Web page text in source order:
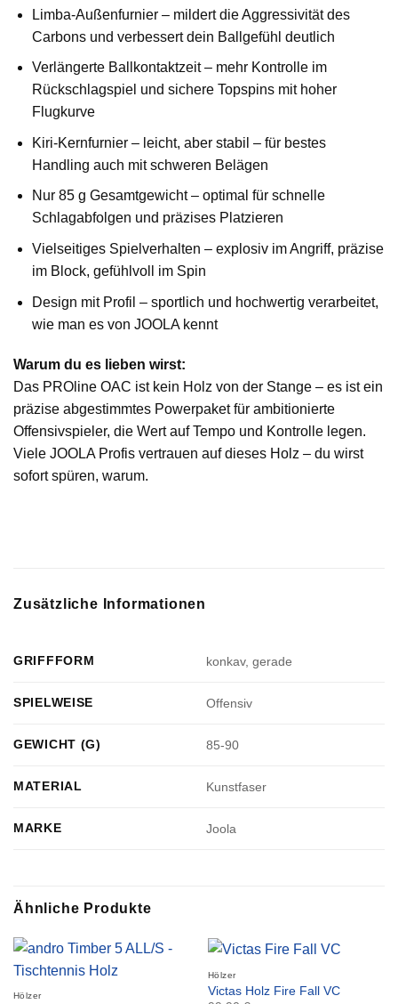
Limba-Außenfurnier – mildert die Aggressivität des
Carbons und verbessert dein Ballgefühl deutlich
Verlängerte Ballkontaktzeit – mehr Kontrolle im
Rückschlagspiel und sichere Topspins mit hoher
Flugkurve
Kiri-Kernfurnier – leicht, aber stabil – für bestes
Handling auch mit schweren Belägen
Nur 85 g Gesamtgewicht – optimal für schnelle
Schlagabfolgen und präzises Platzieren
Vielseitiges Spielverhalten – explosiv im Angriff, präzise
im Block, gefühlvoll im Spin
Design mit Profil – sportlich und hochwertig verarbeitet,
wie man es von JOOLA kennt
Warum du es lieben wirst:
Das PROline OAC ist kein Holz von der Stange – es ist ein
präzise abgestimmtes Powerpaket für ambitionierte
Offensivspieler, die Wert auf Tempo und Kontrolle legen.
Viele JOOLA Profis vertrauen auf dieses Holz – du wirst
sofort spüren, warum.
Zusätzliche Informationen
GRIFFFORM konkav, gerade
SPIELWEISE Offensiv
GEWICHT (G) 85-90
MATERIAL Kunstfaser
MARKE Joola
Ähnliche Produkte
Hölzer
Hölzer
Victas Holz Fire Fall VC